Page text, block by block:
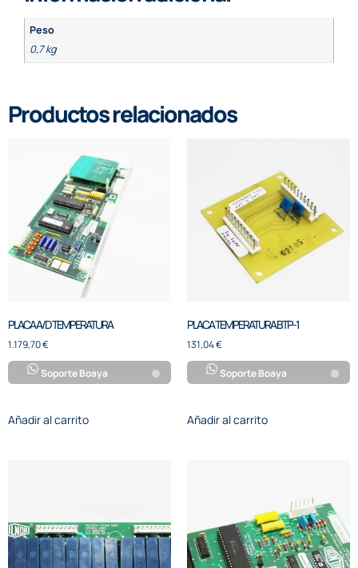
Peso
0,7 kg
Productos relacionados
PLACA A/D TEMPERATURA
1.179,70€
Soporte Boaya
Añadir al carrito
PLACA TEMPERATURA BTP-1
131,04€
Soporte Boaya
Añadir al carrito